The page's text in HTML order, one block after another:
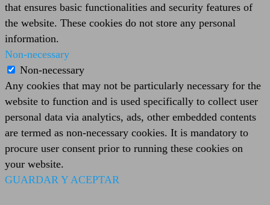
that ensures basic functionalities and security features of
the website. These cookies do not store any personal
information.
Non-necessary
Non-necessary
Any cookies that may not be particularly necessary for the
website to function and is used specifically to collect user
personal data via analytics, ads, other embedded contents
are termed as non-necessary cookies. It is mandatory to
procure user consent prior to running these cookies on
your website.
GUARDAR Y ACEPTAR